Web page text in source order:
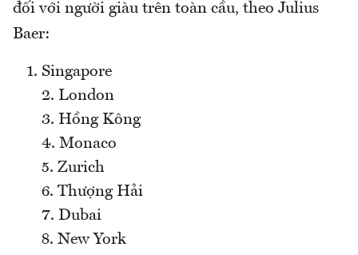
đối với người giàu trên toàn cầu, theo Julius
Baer:
Singapore
2. London
3. Hồng Kông
4. Monaco
5. Zurich
6. Thượng Hải
7. Dubai
8. New York